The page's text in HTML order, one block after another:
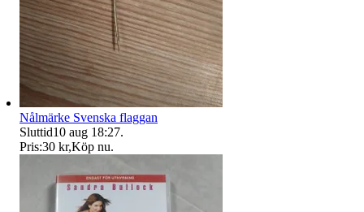
Nålmärke Svenska flaggan
Sluttid10 aug 18:27.
Pris:30 kr,Köp nu.